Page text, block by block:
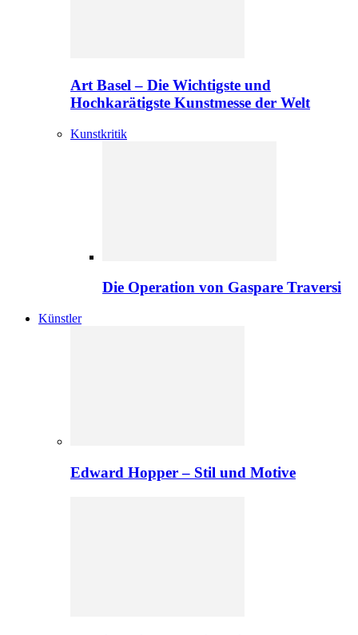
Art Basel – Die Wichtigste und
Hochkarätigste Kunstmesse der Welt
Kunstkritik
Die Operation von Gaspare Traversi
Künstler
Edward Hopper – Stil und Motive